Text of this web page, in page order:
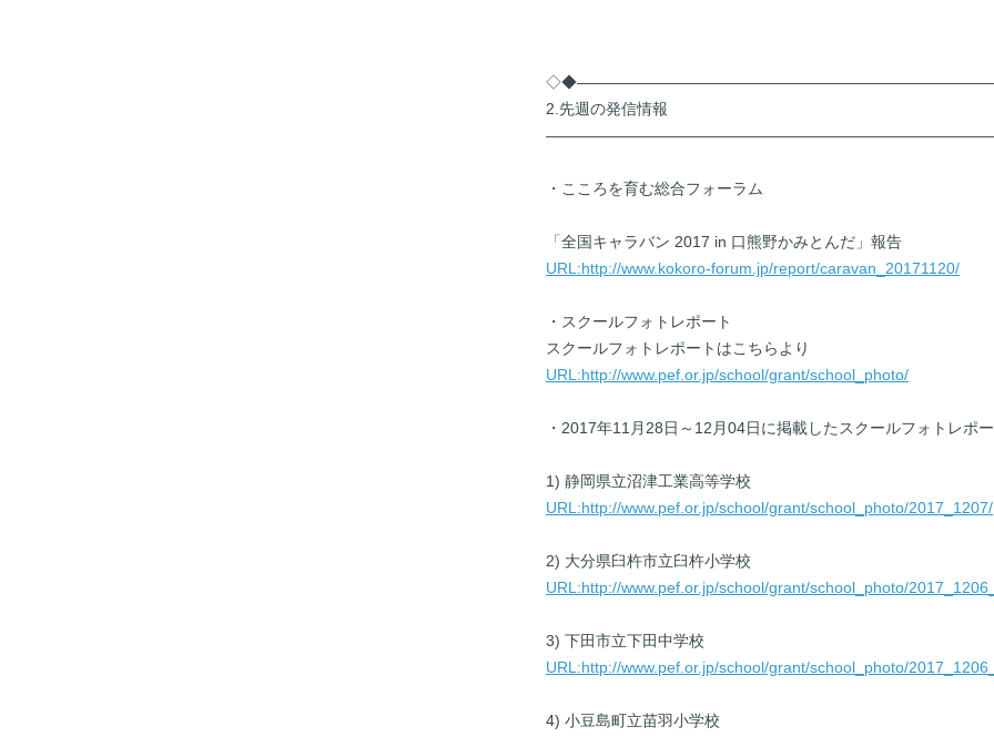
2.先週の発信情報
・こころを育む総合フォーラム
「全国キャラバン 2017 in 口熊野かみとんだ」報告
URL:http://www.kokoro-forum.jp/report/caravan_20171120/
・スクールフォトレポート
スクールフォトレポートはこちらより
URL:http://www.pef.or.jp/school/grant/school_photo/
・2017年11月28日～12月04日に掲載したスクールフォトレポー
1) 静岡県立沼津工業高等学校
URL:http://www.pef.or.jp/school/grant/school_photo/2017_1207/
2) 大分県臼杵市立臼杵小学校
URL:http://www.pef.or.jp/school/grant/school_photo/
3) 下田市立下田中学校
URL:http://www.pef.or.jp/school/grant/school_photo/
4) 小豆島町立苗羽小学校